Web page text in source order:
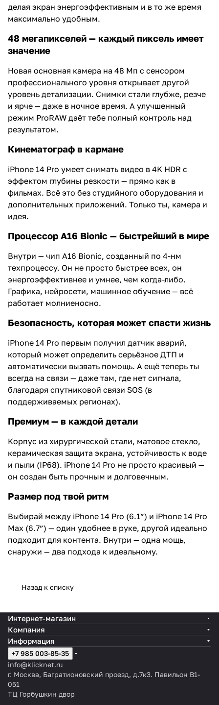
делая экран энергоэффективным и в то же время
максимально удобным.
48 мегапикселей — каждый пиксель имеет
значение
Новая основная камера на 48 Мп с сенсором
профессионального уровня открывает другой
уровень детализации. Снимки стали глубже, резче
и ярче — даже в ночное время. А улучшенный
режим ProRAW даёт тебе полный контроль над
результатом.
Кинематограф в кармане
iPhone 14 Pro умеет снимать видео в 4K HDR с
эффектом глубины резкости — прямо как в
фильмах. Всё это без студийного оборудования и
дополнительных приложений. Только ты, камера и
идея.
Процессор A16 Bionic — быстрейший в мире
Внутри — чип A16 Bionic, созданный по 4-нм
техпроцессу. Он не просто быстрее всех, он
энергоэффективнее и умнее, чем когда-либо.
Графика, нейросети, машинное обучение — всё
работает молниеносно.
Безопасность, которая может спасти жизнь
iPhone 14 Pro первым получил датчик аварий,
который может определить серьёзное ДТП и
автоматически вызвать помощь. А ещё теперь ты
всегда на связи — даже там, где нет сигнала,
благодаря спутниковой связи SOS (в
поддерживаемых регионах).
Премиум — в каждой детали
Корпус из хирургической стали, матовое стекло,
керамическая защита экрана, устойчивость к воде
и пыли (IP68). iPhone 14 Pro не просто красивый —
он создан быть прочным и долговечным.
Размер под твой ритм
Выбирай между iPhone 14 Pro (6.1”) и iPhone 14 Pro
Max (6.7”) — один удобнее в руке, другой идеально
подходит для контента. Внутри — одна мощь,
снаружи — два подхода к идеальному.
Назад к списку
Интернет-магазин
Компания
Информация
+7 985 003-85-35
info@klicknet.ru
г. Москва, Багратионовский проезд, д.7к3. Павильон B1-
051
ТЦ Горбушкин двор